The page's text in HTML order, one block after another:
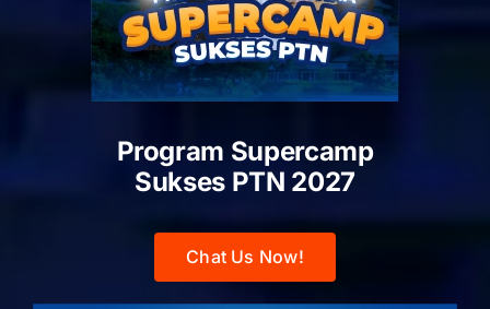
Program Supercamp
Sukses PTN 2027
Chat Us Now!